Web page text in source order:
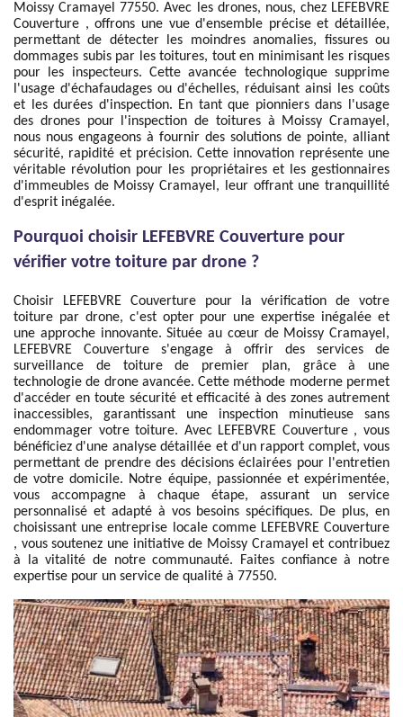
Moissy Cramayel 77550. Avec les drones, nous, chez LEFEBVRE
Couverture , offrons une vue d'ensemble précise et détaillée,
permettant de détecter les moindres anomalies, fissures ou
dommages subis par les toitures, tout en minimisant les risques
pour les inspecteurs. Cette avancée technologique supprime
l'usage d'échafaudages ou d'échelles, réduisant ainsi les coûts
et les durées d'inspection. En tant que pionniers dans l'usage
des drones pour l'inspection de toitures à Moissy Cramayel,
nous nous engageons à fournir des solutions de pointe, alliant
sécurité, rapidité et précision. Cette innovation représente une
véritable révolution pour les propriétaires et les gestionnaires
d'immeubles de Moissy Cramayel, leur offrant une tranquillité
d'esprit inégalée.
Pourquoi choisir LEFEBVRE Couverture pour
vérifier votre toiture par drone ?
Choisir LEFEBVRE Couverture pour la vérification de votre
toiture par drone, c'est opter pour une expertise inégalée et
une approche innovante. Située au cœur de Moissy Cramayel,
LEFEBVRE Couverture s'engage à offrir des services de
surveillance de toiture de premier plan, grâce à une
technologie de drone avancée. Cette méthode moderne permet
d'accéder en toute sécurité et efficacité à des zones autrement
inaccessibles, garantissant une inspection minutieuse sans
endommager votre toiture. Avec LEFEBVRE Couverture , vous
bénéficiez d'une analyse détaillée et d'un rapport complet, vous
permettant de prendre des décisions éclairées pour l'entretien
de votre domicile. Notre équipe, passionnée et expérimentée,
vous accompagne à chaque étape, assurant un service
personnalisé et adapté à vos besoins spécifiques. De plus, en
choisissant une entreprise locale comme LEFEBVRE Couverture
, vous soutenez une initiative de Moissy Cramayel et contribuez
à la vitalité de notre communauté. Faites confiance à notre
expertise pour un service de qualité à 77550.